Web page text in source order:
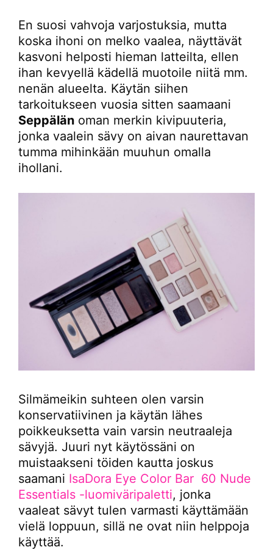
En suosi vahvoja varjostuksia, mutta
koska ihoni on melko vaalea, näyttävät
kasvoni helposti hieman latteilta, ellen
ihan kevyellä kädellä muotoile niitä mm.
nenän alueelta. Käytän siihen
tarkoitukseen vuosia sitten saamaani
Seppälän oman merkin kivipuuteria,
jonka vaalein sävy on aivan naurettavan
tumma mihinkään muuhun omalla
ihollani.
Silmämeikin suhteen olen varsin
konservatiivinen ja käytän lähes
poikkeuksetta vain varsin neutraaleja
sävyjä. Juuri nyt käytössäni on
muistaakseni töiden kautta joskus
saamani IsaDora Eye Color Bar 60 Nude
Essentials -luomiväripaletti, jonka
vaaleat sävyt tulen varmasti käyttämään
vielä loppuun, sillä ne ovat niin helppoja
käyttää.